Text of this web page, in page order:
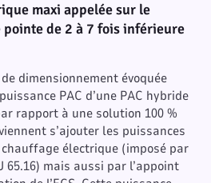
maxi appelée sur le
pointe de 2 à 7 fois inférieure
dimensionnement évoquée
PAC d’une PAC hybride
rapport à une solution 100 %
s’ajouter les puissances
électrique (imposé par
65.16) mais aussi par l’appoint